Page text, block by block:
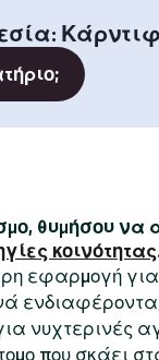
: Κάρντιφ
θυμήσου να
κοινότητας
εφαρμογή
νυχτερινές
που σκάει